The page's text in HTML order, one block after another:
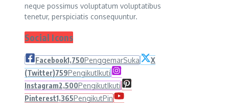
neque possimus voluptatum voluptatibus
tenetur, perspiciatis consequuntur.
Social Icons
Facebook1,750PenggemarSuka
X
(Twitter)759PengikutIkuti
Instagram2,500PengikutIkuti
Pinterest1,365PengikutPin